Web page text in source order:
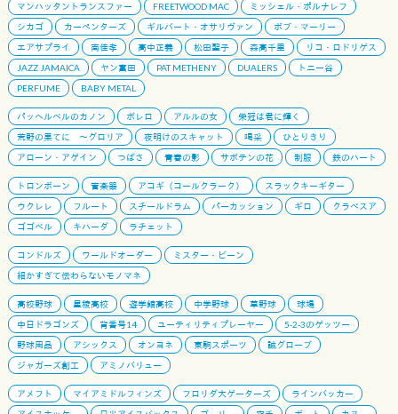
マンハッタントランスファー
FREETWOOD MAC
ミッシェル・ポルナレフ
シカゴ
カーペンターズ ギルバート・オサリヴァン
ボブ・マーリー
エアサプライ
南佳孝 高中正義 松田聖子 森高千里
リコ・ロドリゲス
JAZZ JAMAICA
ヤン富田 PAT METHENY DUALERS
トニー谷
PERFUME
BABY METAL
パッヘルベルのカノン ボレロ アルルの女
栄冠は君に輝く
荒野の果てに 〜グロリア
夜明けのスキャット 喝采
ひとりきり
アローン・アゲイン
つばさ 青春の影 サボテンの花 制服 鉄のハート
トロンボーン 管楽器 アコギ（コールクラーク）
スラックキーギター
ウクレレ
フルート スチールドラム パーカッション ギロ
クラベスア
ゴゴベル
キハーダ ラチェット
コンドルズ ワールドオーダー
ミスター・ビーン
細かすぎて伝わらないモノマネ
高校野球 星稜高校 遊学館高校 中学野球 草野球
球場
中日ドラゴンズ
背番号14 ユーティリティプレーヤー
5-2-3のゲッツー
野球用品
アシックス オンヨネ 東駒スポーツ
誠グローブ
ジャガーズ創工
アミノバリュー
アメフト マイアミドルフィンズ フロリダ大ゲーターズ
ラインバッカー